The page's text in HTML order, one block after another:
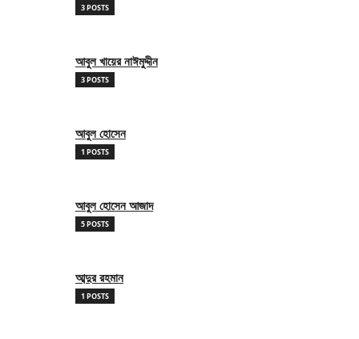
3 POSTS
আবুল খায়ের নাঈমুদ্দীন
3 POSTS
আবুল হোসেন
1 POSTS
আবুল হোসেন আজাদ
5 POSTS
আব্দুর রহমান
1 POSTS